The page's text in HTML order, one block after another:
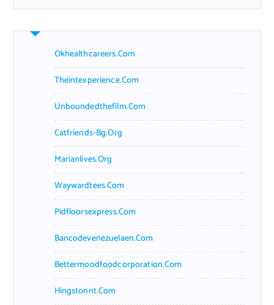
Okhealthcareers.com
Theintexperience.com
Unboundedthefilm.com
Catfriends-Bg.org
Marianlives.org
Waywardtees.com
Pidfloorsexpress.com
Bancodevenezuelaen.com
Bettermoodfoodcorporation.com
Hingstonnt.com